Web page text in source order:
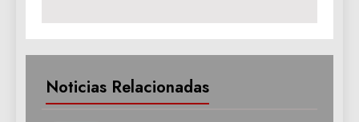
Noticias Relacionadas